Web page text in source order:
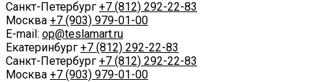
Санкт-Петербург +7 (812) 292-22-83
Москва +7 (903) 979-01-00
E-mail: op@teslamart.ru
Екатеринбург +7 (812) 292-22-83
Санкт-Петербург +7 (812) 292-22-83
Москва +7 (903) 979-01-00